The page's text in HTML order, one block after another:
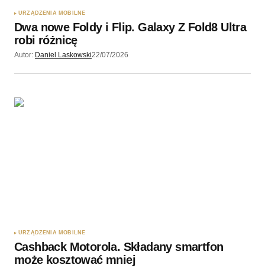
URZĄDZENIA MOBILNE
Dwa nowe Foldy i Flip. Galaxy Z Fold8 Ultra
robi różnicę
Autor: Daniel Laskowski22/07/2026
URZĄDZENIA MOBILNE
Cashback Motorola. Składany smartfon
może kosztować mniej